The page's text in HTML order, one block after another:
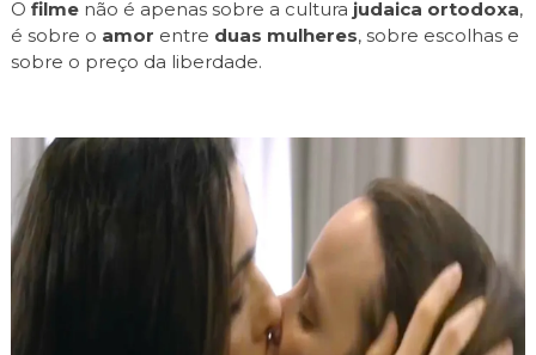
O filmenão é apenas sobre a cultura judaica ortodoxa,
é sobre o amor entre duas mulheres, sobre escolhas e
sobre o preço da liberdade.